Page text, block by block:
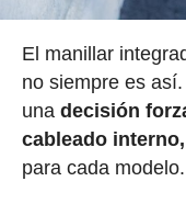
El manillar
no siempre es
una decisión
cableado interno,
para cada modelo.